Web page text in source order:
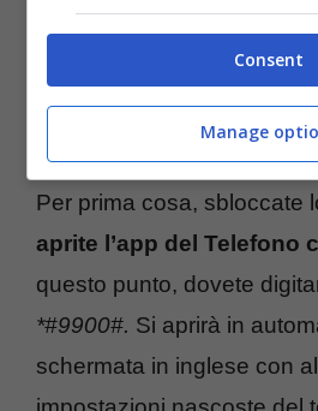
Provate questo trucco per
telefono – Tecnocino.it
Per prima cosa, sbloccate
aprite l’app del Telefono
questo punto, dovete
*#9900#. Si aprirà in
schermata in inglese con
Consent
Manage